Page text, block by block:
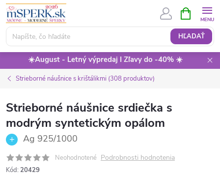
Prejsť
obsah
HĽADAŤ
KOŠÍK
☀️August - Letný výpredaj I Zľavy do -40% ☀️
Strieborné náušnice s krištálikmi (308 produktov)
Strieborné náušnice srdiečka s
modrým syntetickým opálom
Ag 925/1000
Neohodnotené Podrobnosti hodnotenia
Kód: 20429